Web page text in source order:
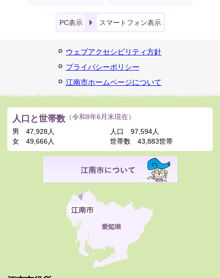
PC表示 スマートフォン表示
ウェブアクセシビリティ方針
プライバシーポリシー
江南市ホームページについて
人口と世帯数 （令和8年6月末現在）
男
47,928人
女
49,666人
人口
97,594人
世帯数
43,883世帯